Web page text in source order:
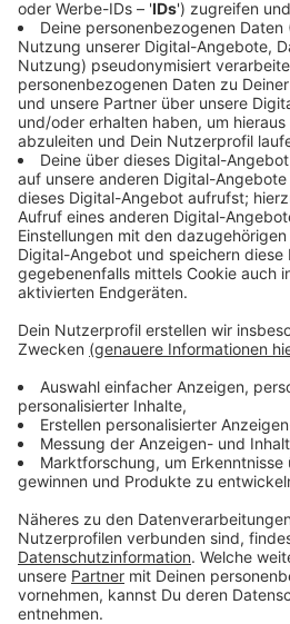
anderes Gerümpel stapelten
lockten Ungeziefer an.
Anzeige
©ANTENNE MÜNSTER
Auf dem Grundstück des
Haus stapeln sich weiterhin
Anzeige
Seit Jahren bringt der Messi
Nachbarn schon zur
Gericht dem Mann
gescheitert. Er sammelt weiter
darauf anspricht, wird
letzten Räumung Mitte
den Müllsammler vorsorglich in
genommen. Mittlerweile ist er
Fuß.